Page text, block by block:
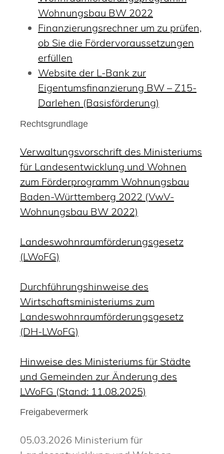
Wohnungsbau BW 2022
Finanzierungsrechner um zu prüfen,
ob Sie die Fördervoraussetzungen
erfüllen
Website der L-Bank zur
Eigentumsfinanzierung BW – Z15-
Darlehen (Basisförderung)
Rechtsgrundlage
Verwaltungsvorschrift des Ministeriums
für Landesentwicklung und Wohnen
zum Förderprogramm Wohnungsbau
Baden-Württemberg 2022 (VwV-
Wohnungsbau BW 2022)
Landeswohnraumförderungsgesetz
(LWoFG)
Durchführungshinweise des
Wirtschaftsministeriums zum
Landeswohnraumförderungsgesetz
(DH-LWoFG)
Hinweise des Ministeriums für Städte
und Gemeinden zur Änderung des
LWoFG (Stand: 11.08.2025)
Freigabevermerk
05.03.2026 Ministerium für